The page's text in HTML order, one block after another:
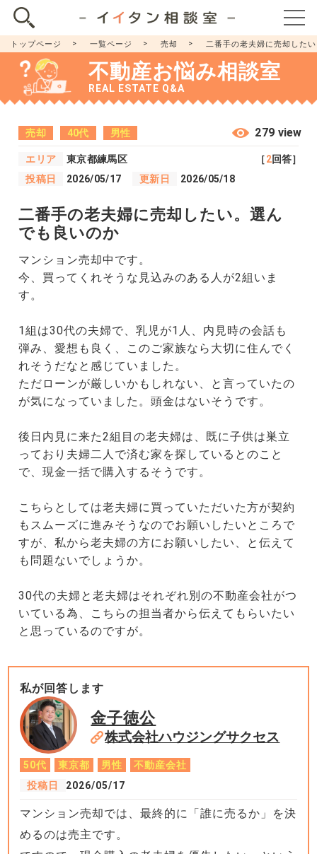
トップページ 一覧ページ 売却 二番手の老夫婦に売却した
不動産お悩み相談室
REAL ESTATE Q&A
売却 40代 男性
エリア
東京都練馬区
投稿日
2026/05/17 更新日 2026/05/18
［2回答］
279 view
二番手の老夫婦に売却したい。選ん
でも良いのか
マンション売却中です。
今、買ってくれそうな見込みのある人が2組いま
す。
1組は30代の夫婦で、乳児が1人、内見時の会話も
弾み、愛想も良く、このご家族なら大切に住んでく
れそうだなと感じていました。
ただローンが厳しいかもしれない、と言っていたの
が気になっていました。頭金はないそうです。
後日内見に来た2組目の老夫婦は、既に子供は巣立
っており夫婦二人で済む家を探しているとのこと
で、現金一括で購入するそうです。
こちらとしては老夫婦に買っていただいた方が契約
もスムーズに進みそうなのでお願いしたいところで
すが、私から老夫婦の方にお願いしたい、と伝えて
も問題ないでしょうか。
30代の夫婦と老夫婦はそれぞれ別の不動産会社がつ
いている為、こちらの担当者から伝えてもらいたい
と思っているのですが。
私が回答します
金子徳公
株式会社ハウジングサクセス
50代 東京都 男性
不動産会社
投稿日
2026/05/17
マンション売却では、最終的に「誰に売るか」を決
めるのは売主です。